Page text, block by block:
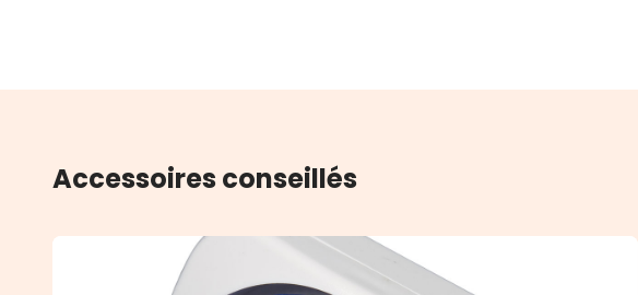
Accessoires conseillés